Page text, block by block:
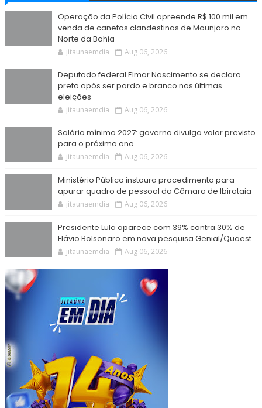
Operação da Polícia Civil apreende R$ 100 mil em
venda de canetas clandestinas de Mounjaro no
Norte da Bahia
jitaunaemdia Aug 06, 2026
Deputado federal Elmar Nascimento se declara
preto após ser pardo e branco nas últimas
eleições
jitaunaemdia Aug 06, 2026
Salário mínimo 2027: governo divulga valor previsto
para o próximo ano
jitaunaemdia Aug 06, 2026
Ministério Público instaura procedimento para
apurar quadro de pessoal da Câmara de Ibirataia
jitaunaemdia Aug 06, 2026
Presidente Lula aparece com 39% contra 30% de
Flávio Bolsonaro em nova pesquisa Genial/Quaest
jitaunaemdia Aug 06, 2026